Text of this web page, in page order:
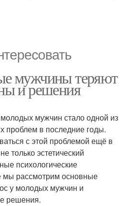
мужчины теряют
и решения
мужчин стало одной из
проблем в последние годы.
с этой проблемой ещё в
только эстетический
психологические
мы рассмотрим основные
у молодых мужчин и
решения.